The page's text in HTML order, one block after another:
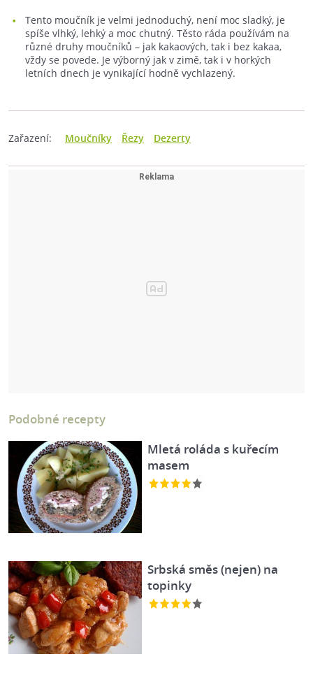
Tento moučník je velmi jednoduchý, není moc sladký, je
spíše vlhký, lehký a moc chutný. Těsto ráda používám na
různé druhy moučníků – jak kakaových, tak i bez kakaa,
vždy se povede. Je výborný jak v zimě, tak i v horkých
letních dnech je vynikající hodně vychlazený.
Zařazení: Moučníky Řezy Dezerty
Podobné recepty
Mletá roláda s kuřecím
masem
Srbská směs (nejen) na
topinky